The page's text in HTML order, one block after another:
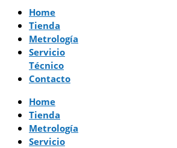
Home
Tienda
Metrología
Servicio
Técnico
Contacto
Home
Tienda
Metrología
Servicio